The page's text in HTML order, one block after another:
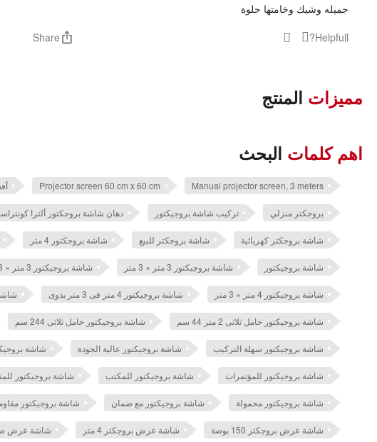
جميله وشيك وخامتها حلوة
Helpfull?
Share
مميزات المنتج
اهم كلمات البحث
Manual projector screen, 3 meters
Projector screen 60 cm x 60 cm
بروجكتر منزلي تركيب شاشة بروجيكتور دهان شاشة بروجكتور ألترا
شاشة بروجكتر كهربائية شاشة بروجكتر للبيع شاشة بروجكتور 4 متر
شاشة بروجيكتور شاشة بروجيكتور 3 متر × 3 متر شاشة بروجيكتور 3 متر × 3 متر مانوال
شاشة بروجيكتور 4 متر × 3 متر شاشة بروجيكتور 4 متر فى 3 متر يدوى
شاشة بروجيكتور حامل ثلاثى 2 متر 44 سم شاشة بروجيكتور حامل ثلاثى 244 سم
شاشة بروجيكتور سهلة التركيب شاشة بروجيكتور عالية الجودة شاشة
شاشة بروجيكتور للمؤتمرات شاشة بروجيكتور للمكتب شاشة بروجيكتور
شاشة بروجيكتور محمولة شاشة بروجيكتور مع ضمان شاشة بروجيكتور
شاشة عرض بروجكتر 150 بوصة شاشة عرض بروجكتر 4 متر شاشة عرض